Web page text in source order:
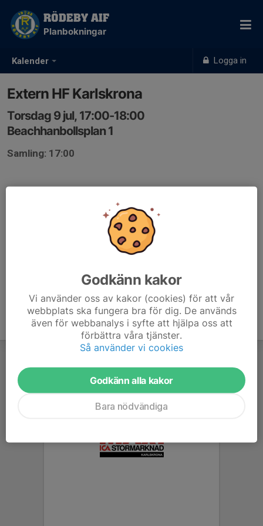
Kalender Logga in
RÖDEBY AIF
Planbokningar
Extern HF Karlskrona
Torsdag 9 jul, 17:00-18:00
Beachhanbollsplan 1
Samling: 17:00
Godkänn kakor
Vi använder oss av kakor (cookies) för att vår
webbplats ska fungera bra för dig. De används
även för webbanalys i syfte att hjälpa oss att
förbättra våra tjänster.
Så använder vi cookies
Godkänn alla kakor
Bara nödvändiga